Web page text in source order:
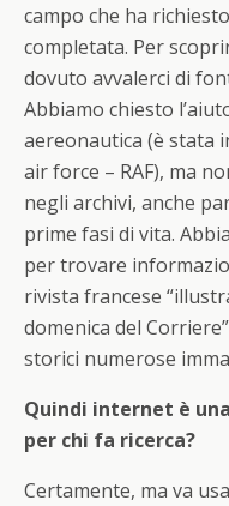
campo che ha
completata. Per
dovuto avvalerci di
Abbiamo chiesto
aereonautica (è stata
air force – RAF), ma
negli archivi, anche
prime fasi di vita.
per trovare
rivista francese
domenica del
storici numerose
Quindi internet è
per chi fa ricerca?
Certamente, ma va